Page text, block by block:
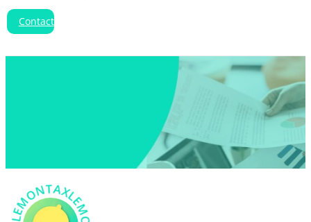
Contact
Notificări legislative
A
*
AX *